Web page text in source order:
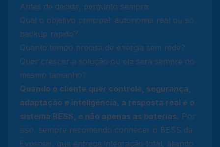
Antes de decidir, pergunto sempre:
Qual o objetivo principal: autonomia real ou só
backup rápido?
Quanto tempo precisa de energia sem rede?
Quer crescer a solução ou ela será sempre do
mesmo tamanho?
Quando o cliente quer controle, segurança,
adaptação e inteligência, a resposta real é o
sistema BESS, e não apenas as baterias. Por
isso, sempre recomendo conhecer o BESS da
Evosolar, que entrega integração total, aliando